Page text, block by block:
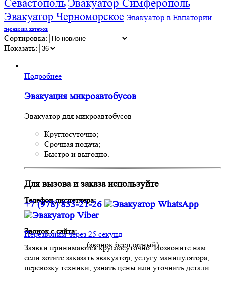
СевастопольЭвакуатор Симферополь
Эвакуатор Черноморское Эвакуатор в Евпатории
перевозка катеров
Сортировка:
Показать:
Подробнее
Эвакуация микроавтобусов
Эвакуатор для микроавтобусов
Круглосуточно;
Срочная подача;
Быстро и выгодно.
Для вызова и заказа используйте
Телефон диспетчера:
+7 (978) 833-21-26
Звонок с сайта:
Перезвоним через 25 секунд
(звонок бесплатный)
Заявки принимаются круглосуточно. Позвоните нам
если хотите заказать эвакуатор, услугу манипулятора,
перевозку техники, узнать цены или уточнить детали.